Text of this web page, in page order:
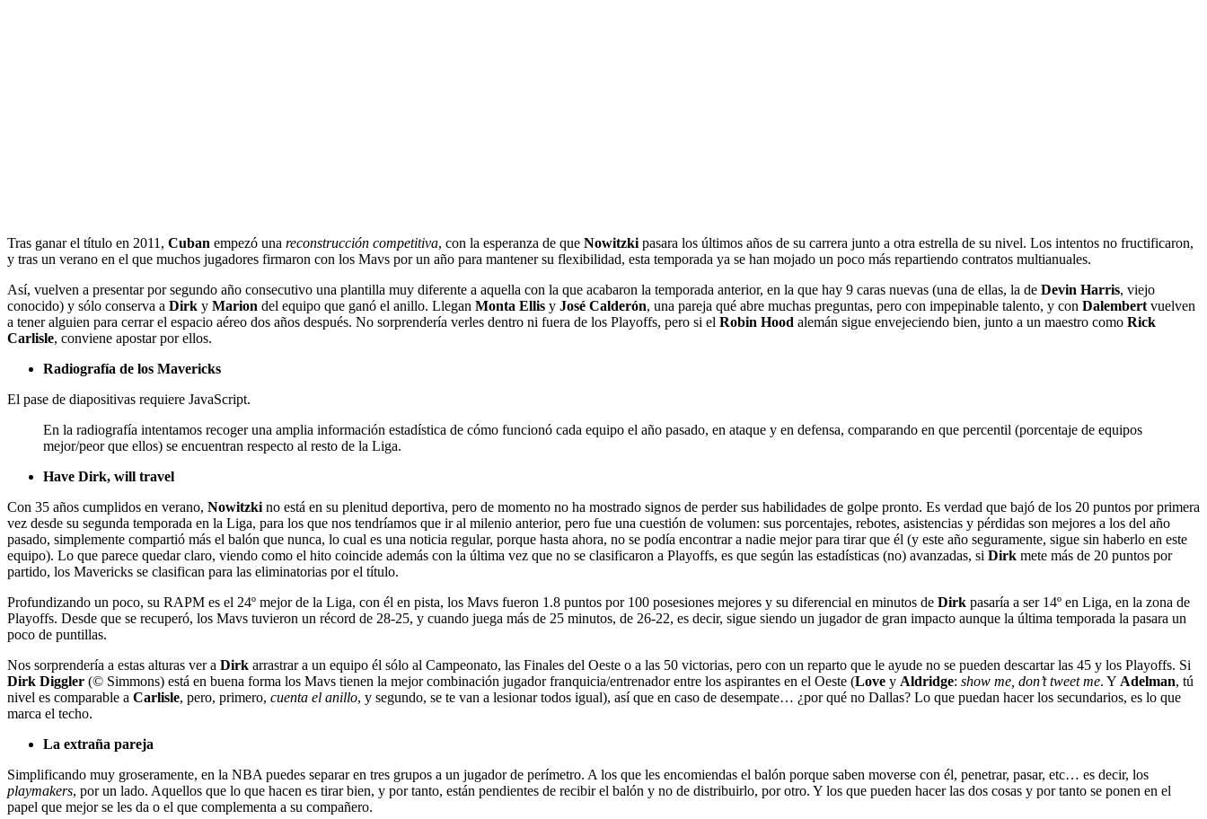
Tras ganar el título en 2011, Cuban empezó una reconstrucción competitiva, con la esperanza de que Nowitzki pasara los últimos años de su carrera junto a otra estrella de su nivel. Los intentos no fructificaron,
y tras un verano en el que muchos jugadores firmaron con los Mavs por un año para mantener su flexibilidad, esta temporada ya se han mojado un poco más repartiendo contratos multianuales.
Así, vuelven a presentar por segundo año consecutivo una plantilla muy diferente a aquella con la que acabaron la temporada anterior, en la que hay 9 caras nuevas (una de ellas, la de Devin Harris, viejo
conocido) y sólo conserva a Dirk y Marion del equipo que ganó el anillo. Llegan Monta Ellis y José Calderón, una pareja qué abre muchas preguntas, pero con impepinable talento, y con Dalembert vuelven
a tener alguien para cerrar el espacio aéreo dos años después. No sorprendería verles dentro ni fuera de los Playoffs, pero si el Robin Hood alemán sigue envejeciendo bien, junto a un maestro como Rick
Carlisle, conviene apostar por ellos.
Radiografía de los Mavericks
El pase de diapositivas requiere JavaScript.
En la radiografía intentamos recoger una amplia información estadística de cómo funcionó cada equipo el año pasado, en ataque y en defensa, comparando en que percentil (porcentaje de equipos
mejor/peor que ellos) se encuentran respecto al resto de la Liga.
Have Dirk, will travel
Con 35 años cumplidos en verano, Nowitzki no está en su plenitud deportiva, pero de momento no ha mostrado signos de perder sus habilidades de golpe pronto. Es verdad que bajó de los 20 puntos por primera
vez desde su segunda temporada en la Liga, para los que nos tendríamos que ir al milenio anterior, pero fue una cuestión de volumen: sus porcentajes, rebotes, asistencias y pérdidas son mejores a los del año
pasado, simplemente compartió más el balón que nunca, lo cual es una noticia regular, porque hasta ahora, no se podía encontrar a nadie mejor para tirar que él (y este año seguramente, sigue sin haberlo en este
equipo). Lo que parece quedar claro, viendo como el hito coincide además con la última vez que no se clasificaron a Playoffs, es que según las estadísticas (no) avanzadas, si Dirk mete más de 20 puntos por
partido, los Mavericks se clasifican para las eliminatorias por el título.
Profundizando un poco, su RAPM es el 24º mejor de la Liga, con él en pista, los Mavs fueron 1.8 puntos por 100 posesiones mejores y su diferencial en minutos de Dirk pasaría a ser 14º en Liga, en la zona de
Playoffs. Desde que se recuperó, los Mavs tuvieron un récord de 28-25, y cuando juega más de 25 minutos, de 26-22, es decir, sigue siendo un jugador de gran impacto aunque la última temporada la pasara un
poco de puntillas.
Nos sorprendería a estas alturas ver a Dirk arrastrar a un equipo él sólo al Campeonato, las Finales del Oeste o a las 50 victorias, pero con un reparto que le ayude no se pueden descartar las 45 y los Playoffs. Si
Dirk Diggler (© Simmons) está en buena forma los Mavs tienen la mejor combinación jugador franquicia/entrenador entre los aspirantes en el Oeste (Love y Aldridge: show me, don’t tweet me. Y Adelman, tú
nivel es comparable a Carlisle, pero, primero, cuenta el anillo, y segundo, se te van a lesionar todos igual), así que en caso de desempate… ¿por qué no Dallas? Lo que puedan hacer los secundarios, es lo que
marca el techo.
La extraña pareja
Simplificando muy groseramente, en la NBA puedes separar en tres grupos a un jugador de perímetro. A los que les encomiendas el balón porque saben moverse con él, penetrar, pasar, etc… es decir, los
playmakers, por un lado. Aquellos que lo que hacen es tirar bien, y por tanto, están pendientes de recibir el balón y no de distribuirlo, por otro. Y los que pueden hacer las dos cosas y por tanto se ponen en el
papel que mejor se les da o el que complementa a su compañero.